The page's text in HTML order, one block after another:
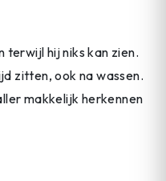
terwijl hij niks kan zien.
zitten, ook na wassen.
makkelijk herkennen